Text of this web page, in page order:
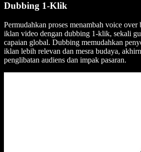
Dubbing 1-Klik
Permudahkan proses menambah voice over
iklan video dengan dubbing 1-klik, sekali
capaian global. Dubbing memudahkan
iklan lebih relevan dan mesra budaya,
penglibatan audiens dan impak pasaran.